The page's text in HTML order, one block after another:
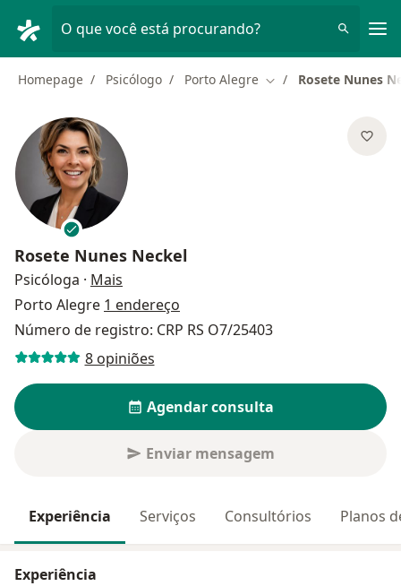
O que você está procurando?
Homepage Psicólogo Porto Alegre Mudar de cidade
Rosete Nunes
Rosete Nunes Neckel
Psicóloga · Mais
Porto Alegre 1 endereço
Número de registro: CRP RS O7/25403
8 opiniões
Agendar consulta
Enviar mensagem
Experiência Serviços Consultórios Planos
Experiência